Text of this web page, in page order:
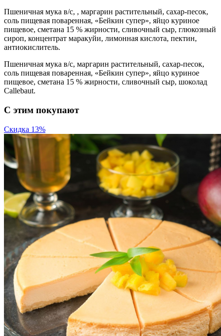
Пшеничная мука в/с, , маргарин растительный, сахар-песок,
соль пищевая поваренная, «Бейкин супер», яйцо куриное
пищевое, сметана 15 % жирности, сливочный сыр, глюкозный
сироп, концентрат маракуйи, лимонная кислота, пектин,
антиокислитель.
Пшеничная мука в/с, маргарин растительный, сахар-песок,
соль пищевая поваренная, «Бейкин супер», яйцо куриное
пищевое, сметана 15 % жирности, сливочный сыр, шоколад
Callebaut.
C этим покупают
Скидка 13%